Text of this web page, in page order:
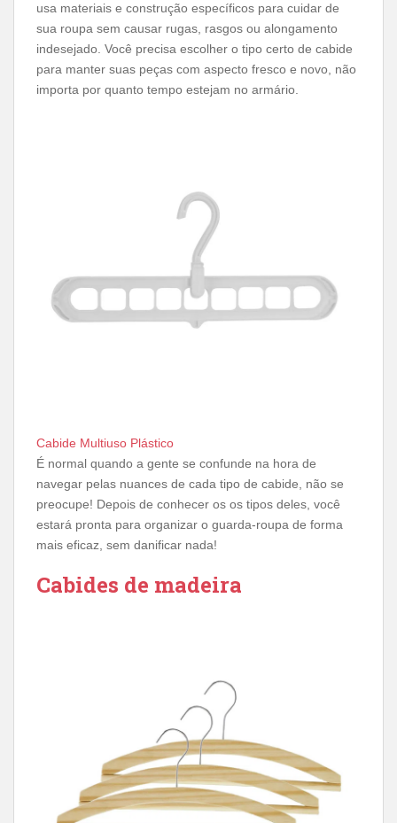
usa materiais e construção específicos para cuidar de
sua roupa sem causar rugas, rasgos ou alongamento
indesejado. Você precisa escolher o tipo certo de cabide
para manter suas peças com aspecto fresco e novo, não
importa por quanto tempo estejam no armário.
Cabide Multiuso Plástico
É normal quando a gente se confunde na hora de
navegar pelas nuances de cada tipo de cabide, não se
preocupe! Depois de conhecer os os tipos deles, você
estará pronta para organizar o guarda-roupa de forma
mais eficaz, sem danificar nada!
Cabides de madeira